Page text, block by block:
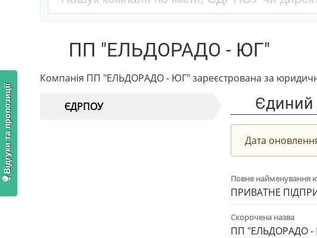
ПП "ЕЛЬДОРАДО - ЮГ"
Компанія ПП "ЕЛЬДОРАДО - ЮГ" зареєстрована за
ЄДРПОУ Єдиний
Дата
Повне найменування
ПРИВАТНЕ
Скорочена назва
ПП "ЕЛЬДОРАДО
Відгуки та пропозиції